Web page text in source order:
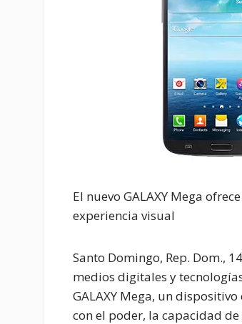
El nuevo GALAXY Mega
experiencia visual
Santo Domingo, Rep. Dom.,
medios digitales y
GALAXY Mega, un
con el poder, la capacidad